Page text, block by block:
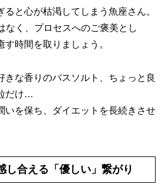
ると心が枯渇してしまう魚座さん。
なく、プロセスへのご褒美とし
時間を取りましょう。
きな香りのバスソルト、ちょっと良
だけ…
いを保ち、ダイエットを長続きさせ
し合える「優しい」繋がり